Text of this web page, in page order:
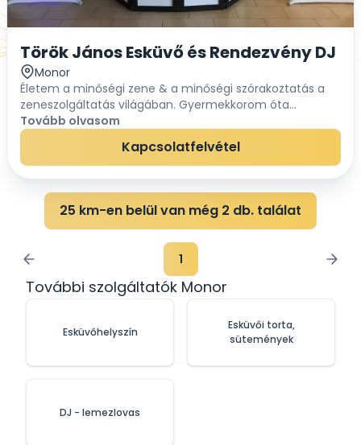
Török János Esküvő és Rendezvény DJ
Monor
Életem a minőségi zene & a minőségi szórakoztatás a
zeneszolgáltatás világában. Gyermekkorom óta
végigkísérte életemet a zene és a zene iránti szeretet,
nem is tudtam soha olyan munkát / foglalkoz...
Tovább olvasom
Kapcsolatfelvétel
25 km-en belül van még 2 db. találat
1
További szolgáltatók Monor
Esküvőhelyszín
DJ - lemezlovas
Esküvői torta,
sütemények